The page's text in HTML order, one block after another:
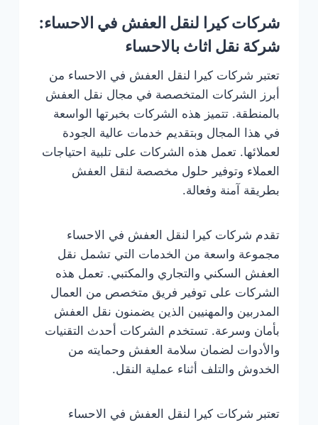
شركات كيرا لنقل العفش في الاحساء:
شركة نقل اثاث بالاحساء
تعتبر شركات كيرا لنقل العفش في الاحساء من
أبرز الشركات المتخصصة في مجال نقل العفش
بالمنطقة. تتميز هذه الشركات بخبرتها الواسعة
في هذا المجال وبتقديم خدمات عالية الجودة
لعملائها. تعمل هذه الشركات على تلبية احتياجات
العملاء وتوفير حلول مخصصة لنقل العفش
بطريقة آمنة وفعالة.
تقدم شركات كيرا لنقل العفش في الاحساء
مجموعة واسعة من الخدمات التي تشمل نقل
العفش السكني والتجاري والمكتبي. تعمل هذه
الشركات على توفير فريق متخصص من العمال
المدربين والمهنيين الذين يضمنون نقل العفش
بأمان وسرعة. تستخدم الشركات أحدث التقنيات
والأدوات لضمان سلامة العفش وحمايته من
الخدوش والتلف أثناء عملية النقل.
تعتبر شركات كيرا لنقل العفش في الاحساء